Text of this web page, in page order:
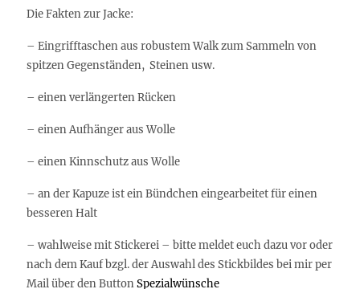
Die Fakten zur Jacke:
– Eingrifftaschen aus robustem Walk zum Sammeln von
spitzen Gegenständen, Steinen usw.
– einen verlängerten Rücken
– einen Aufhänger aus Wolle
– einen Kinnschutz aus Wolle
– an der Kapuze ist ein Bündchen eingearbeitet für einen
besseren Halt
– wahlweise mit Stickerei – bitte meldet euch dazu vor oder
nach dem Kauf bzgl. der Auswahl des Stickbildes bei mir per
Mail über den ButtonSpezialwünsche